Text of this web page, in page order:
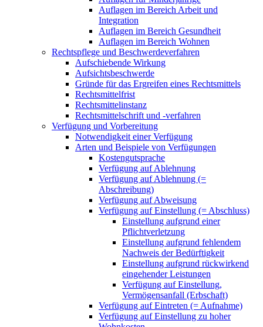
Auflagen im Bereich Arbeit und
Integration
Auflagen im Bereich Gesundheit
Auflagen im Bereich Wohnen
Rechtspflege und Beschwerdeverfahren
Aufschiebende Wirkung
Aufsichtsbeschwerde
Gründe für das Ergreifen eines Rechtsmittels
Rechtsmittelfrist
Rechtsmittelinstanz
Rechtsmittelschrift und -verfahren
Verfügung und Vorbereitung
Notwendigkeit einer Verfügung
Arten und Beispiele von Verfügungen
Kostengutsprache
Verfügung auf Ablehnung
Verfügung auf Ablehnung (=
Abschreibung)
Verfügung auf Abweisung
Verfügung auf Einstellung (= Abschluss)
Einstellung aufgrund einer
Pflichtverletzung
Einstellung aufgrund fehlendem
Nachweis der Bedürftigkeit
Einstellung aufgrund rückwirkend
eingehender Leistungen
Verfügung auf Einstellung,
Vermögensanfall (Erbschaft)
Verfügung auf Eintreten (= Aufnahme)
Verfügung auf Einstellung zu hoher